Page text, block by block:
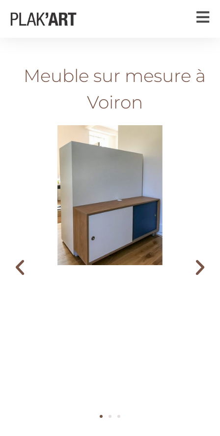
Meuble sur mesure à
Voiron